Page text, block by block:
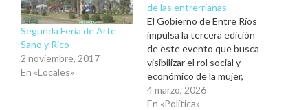
Segunda Feria de Arte
Sano y Rico
2 noviembre, 2017
En «Locales»
de las entrerrianas
El Gobierno de Entre Ríos
impulsa la tercera edición
de este evento que busca
visibilizar el rol social y
económico de la mujer,
con foco en la prevención
de la violencia. La Cámara
4 marzo, 2026
En «Política»